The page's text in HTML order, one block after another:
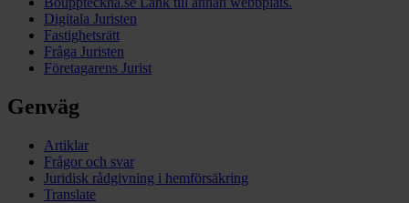
Digitala Juristen
Fastighetsrätt
Fråga Juristen
Företagarens Jurist
Genväg
Artiklar
Frågor och svar
Juridisk rådgivning i hemförsäkring
Translate